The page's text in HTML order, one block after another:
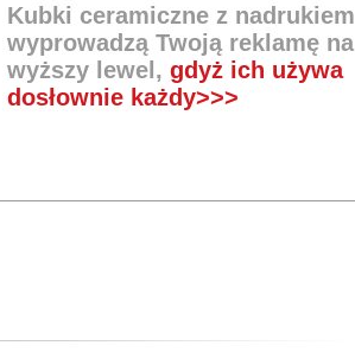
Kubki ceramiczne z nadrukiem
wyprowadzą Twoją reklamę na
wyższy lewel,gdyż ich używa
dosłownie każdy>>>